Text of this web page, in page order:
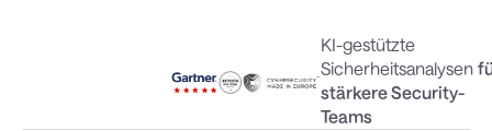
KI-gestützte
Sicherheitsanalysen
stärkere Security-
Teams